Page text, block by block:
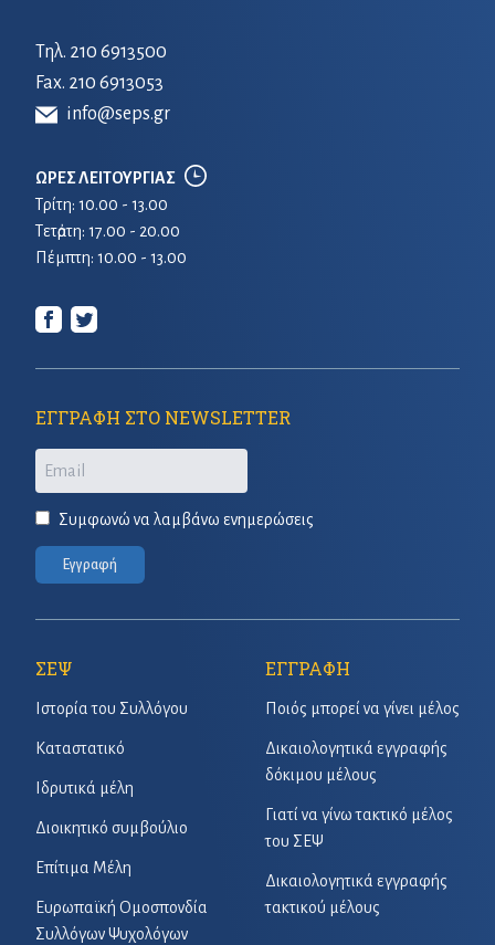
Τηλ. 210 6913500
Fax. 210 6913053
info@seps.gr
ΩΡΕΣ ΛΕΙΤΟΥΡΓΙΑΣ
Τρίτη: 10.00 - 13.00
Τετἀρτη: 17.00 - 20.00
Πέμπτη: 10.00 - 13.00
ΕΓΓΡΑΦΗ ΣΤΟ NEWSLETTER
Email
Συμφωνώ να λαμβάνω ενημερώσεις
Εγγραφή
ΣΕΨ
Ιστορία του Συλλόγου
Καταστατικό
Ιδρυτικά μέλη
Διοικητικό συμβούλιο
Επίτιμα Μέλη
Ευρωπαϊκή Ομοσπονδία
Συλλόγων Ψυχολόγων
ΕΓΓΡΑΦΗ
Ποιός μπορεί να γίνει μέλος
Δικαιολογητικά εγγραφής
δόκιμου μέλους
Γιατί να γίνω τακτικό μέλος
του ΣΕΨ
Δικαιολογητικά εγγραφής
τακτικού μέλους